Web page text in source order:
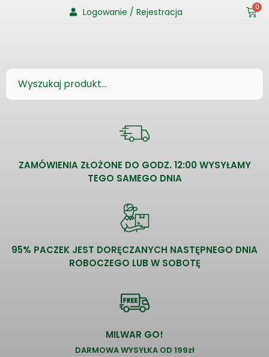
Logowanie / Rejestracja 0
ZAMÓWIENIA ZŁOŻONE DO GODZ. 12:00 WYSYŁAMY
TEGO SAMEGO DNIA
95% PACZEK JEST DORĘCZANYCH NASTĘPNEGO DNIA
ROBOCZEGO LUB W SOBOTĘ
MILWAR GO!
DARMOWA WYSYŁKA OD 199zł